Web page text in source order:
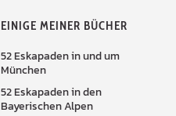
EINIGE MEINER BÜCHER
52 Eskapaden in und um
München
52 Eskapaden in den
Bayerischen Alpen